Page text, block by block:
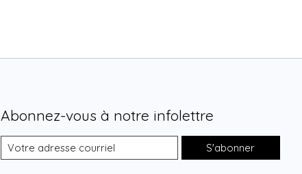
Abonnez-vous à notre infolettre
S'abonner